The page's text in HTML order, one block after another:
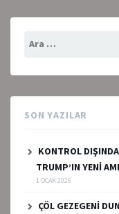
Arama:
SON YAZILAR
KONTROL
TRUMP’IN YENİ
1 OCAK 2026
ÇÖL GEZEGENİ